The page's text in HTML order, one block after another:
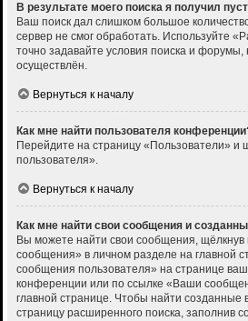
В результате моего поиска я получил
Ваш поиск дал слишком большое
сервер не смог обработать. Используйте
точно задавайте условия поиска и
осуществлён.
Вернуться к началу
Как мне найти пользователя
Перейдите на страницу «Пользователи» и
пользователя».
Вернуться к началу
Как мне найти свои сообщения и
Вы можете найти свои сообщения, щёлкнув
сообщения» в личном разделе на главной
сообщения пользователя» на странице
конференции или по ссылке «Ваши
главной странице. Чтобы найти созданные
страницу расширенного поиска, заполнив